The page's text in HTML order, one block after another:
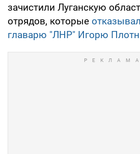
зачистили Луганскую
отрядов, которые
главарю "ЛНР" Игорю